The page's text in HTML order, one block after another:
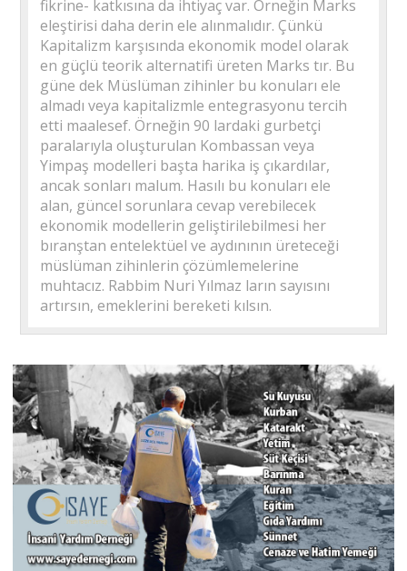
fikrine- katkısına da ihtiyaç var. Örneğin Marks
eleştirisi daha derin ele alınmalıdır. Çünkü
Kapitalizm karşısında ekonomik model olarak
en güçlü teorik alternatifi üreten Marks tır. Bu
güne dek Müslüman zihinler bu konuları ele
almadı veya kapitalizmle entegrasyonu tercih
etti maalesef. Örneğin 90 lardaki gurbetçi
paralarıyla oluşturulan Kombassan veya
Yimpaş modelleri başta harika iş çıkardılar,
ancak sonları malum. Hasılı bu konuları ele
alan, güncel sorunlara cevap verebilecek
ekonomik modellerin geliştirilebilmesi her
bıranştan entelektüel ve aydınının üreteceği
müslüman zihinlerin çözümlemelerine
muhtacız. Rabbim Nuri Yılmaz ların sayısını
artırsın, emeklerini bereketi kılsın.